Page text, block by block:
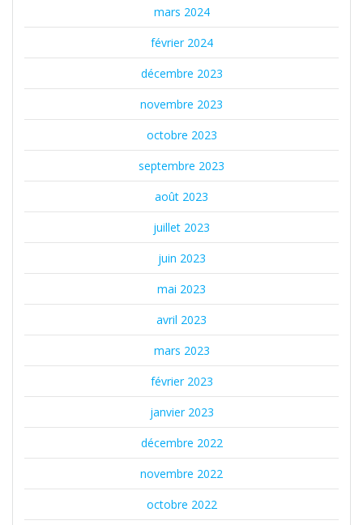
mars 2024
février 2024
décembre 2023
novembre 2023
octobre 2023
septembre 2023
août 2023
juillet 2023
juin 2023
mai 2023
avril 2023
mars 2023
février 2023
janvier 2023
décembre 2022
novembre 2022
octobre 2022